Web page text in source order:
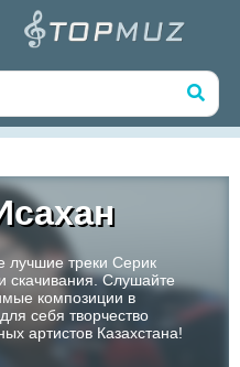
лучшие треки Серик
скачивания. Слушайте
композиции в
себя творчество
артистов Казахстана!